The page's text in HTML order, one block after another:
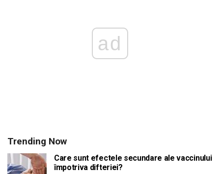
ad
Trending Now
Care sunt efectele secundare ale vaccinului
împotriva difteriei?